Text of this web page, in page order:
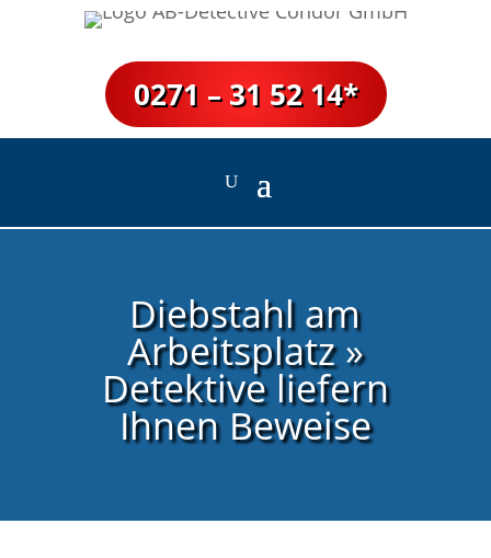
0271 – 31 52 14*
Diebstahl am
Arbeitsplatz »
Detektive liefern
Ihnen Beweise